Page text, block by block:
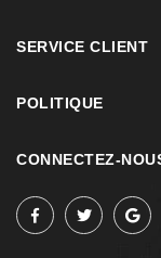
SERVICE CLIENT
POLITIQUE
CONNECTEZ-